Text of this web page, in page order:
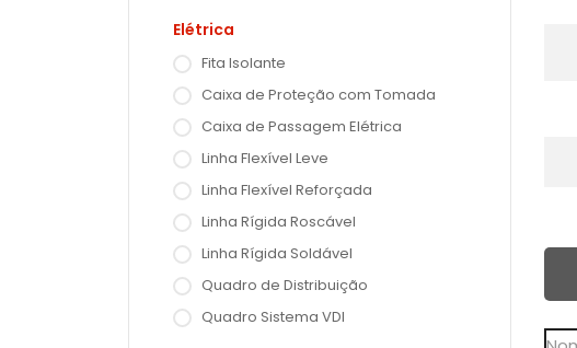
Elétrica
Fita Isolante
Caixa de Proteção com Tomada
Caixa de Passagem Elétrica
Linha Flexível Leve
Linha Flexível Reforçada
Linha Rígida Roscável
Linha Rígida Soldável
Quadro de Distribuição
Quadro Sistema VDI